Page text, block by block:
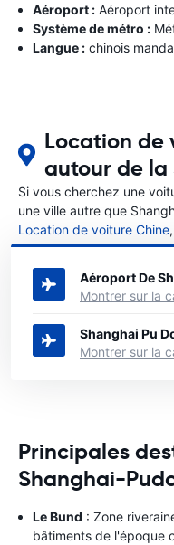
Aéroport : Aéroport
Système de métro :
Langue : chinois
Location de
autour de la
Si vous cherchez une
une ville autre que
Location de voiture Chine
le Chine où vous
Aéroport De
Montrer sur la
Shanghai Pu
Montrer sur la
Principales
Shanghai-
Le Bund : Zone
bâtiments de l'époque